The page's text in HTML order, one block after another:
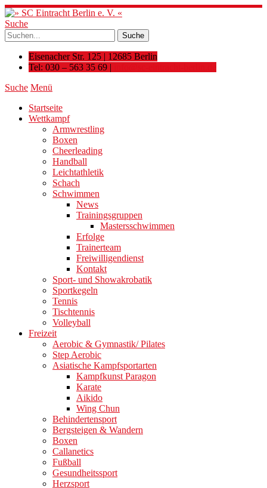
Suche
Eisenacher Str. 125 | 12685 Berlin
Tel: 030 – 563 35 69 |
Suche Menü
Startseite
Wettkampf
Armwrestling
Boxen
Cheerleading
Handball
Leichtathletik
Schach
Schwimmen
News
Trainingsgruppen
Mastersschwimmen
Erfolge
Trainerteam
Freiwilligendienst
Kontakt
Sport- und Showakrobatik
Sportkegeln
Tennis
Tischtennis
Volleyball
Freizeit
Aerobic & Gymnastik/ Pilates
Step Aerobic
Asiatische Kampfsportarten
Kampfkunst Paragon
Karate
Aikido
Wing Chun
Behindertensport
Bergsteigen & Wandern
Boxen
Callanetics
Fußball
Gesundheitssport
Herzsport